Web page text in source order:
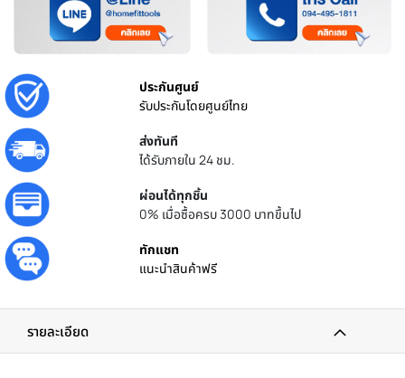
ประกันศูนย์
รับประกันโดยศูนย์ไทย
ส่งทันที
ได้รับภายใน 24 ชม.
ผ่อนได้ทุกชิ้น
0% เมื่อซื้อครบ 3000 บาทขึ้นไป
ทักแชท
แนะนำสินค้าฟรี
รายละเอียด